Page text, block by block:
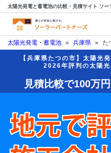
太陽光発電と蓄電池の比較・見積サイト ソー
太陽光発電・蓄電池 » 兵庫県 » た
【兵庫県たつの市】太陽光
2026年評判の太陽
見積比較で100万